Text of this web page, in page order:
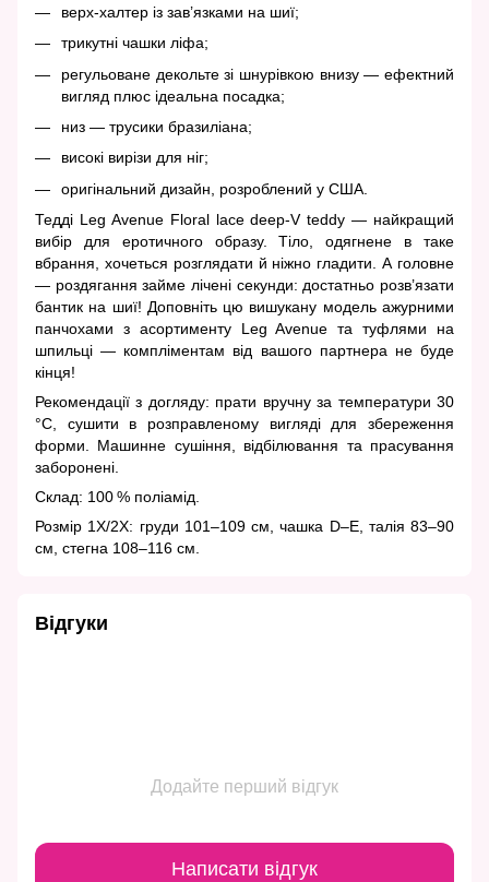
верх-халтер із зав’язками на шиї;
трикутні чашки ліфа;
регульоване декольте зі шнурівкою внизу — ефектний
вигляд плюс ідеальна посадка;
низ — трусики бразиліана;
високі вирізи для ніг;
оригінальний дизайн, розроблений у США.
Тедді Leg Avenue Floral lace deep-V teddy — найкращий
вибір для еротичного образу. Тіло, одягнене в таке
вбрання, хочеться розглядати й ніжно гладити. А головне
— роздягання займе лічені секунди: достатньо розв’язати
бантик на шиї! Доповніть цю вишукану модель ажурними
панчохами з асортименту Leg Avenue та туфлями на
шпильці — компліментам від вашого партнера не буде
кінця!
Рекомендації з догляду: прати вручну за температури 30
°C, сушити в розправленому вигляді для збереження
форми. Машинне сушіння, відбілювання та прасування
заборонені.
Склад: 100 % поліамід.
Розмір 1X/2X: груди 101–109 см, чашка D–E, талія 83–90
см, стегна 108–116 см.
Відгуки
Додайте перший відгук
Написати відгук